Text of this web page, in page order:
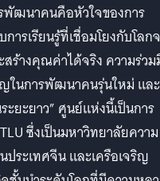
ฒนาคนคือหัวใจของการ
ารเรียนรู้ที่เชื่อมโยงกับโลก
ร้างคุณค่าได้จริง ความร่ว
ญในการพัฒนาคนรุ่นใหม่ และ
ยะยาว” ศูนย์แห่งนี้เป็นการ
ซึ่งเป็นมหาวิทยาลัยความ
ระเทศจีน และเครือเจริญ